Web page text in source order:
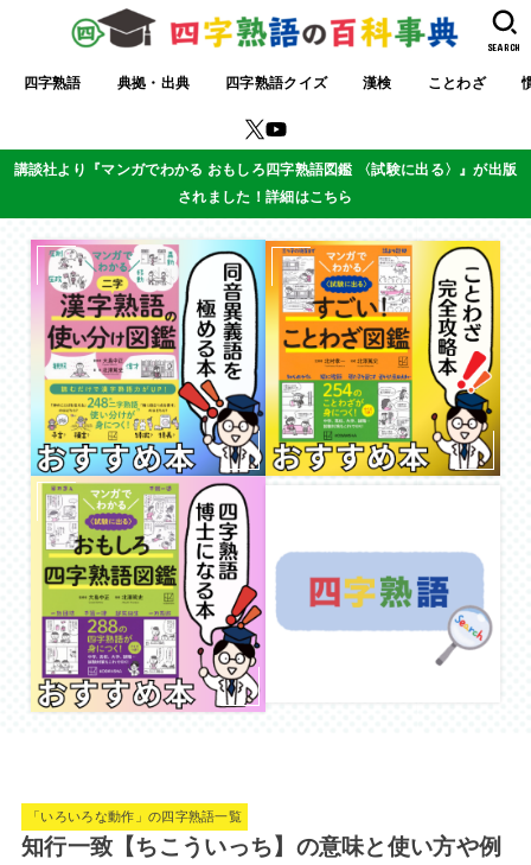
四字熟語 典拠・出典 四字熟語クイズ 漢検 ことわざ
SEARCH
講談社より『マンガでわかる おもしろ四字熟語図鑑 〈試験に出る〉』が出版
されました！詳細はこちら
「いろいろな動作」の四字熟語一覧
知行一致【ちこういっち】の意味と使い方や例